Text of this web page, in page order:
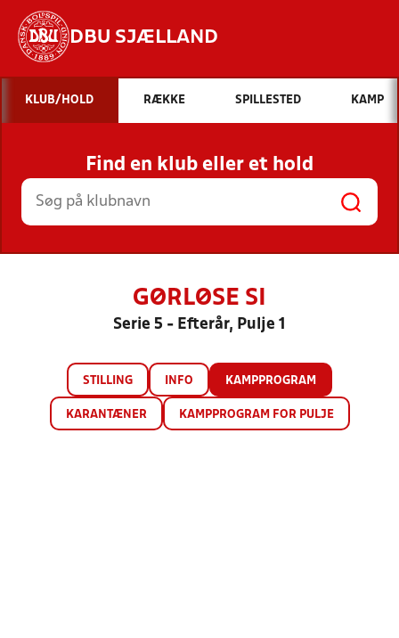
DBU SJÆLLAND
Hvad vil du søge efter?
INDHOLD OG NYHEDER
STILLINGER, RESULTATER, KLUBBER OG
HOLD
KLUB/HOLD RÆKKE SPILLESTED KAMP
Find en klub eller et hold
GØRLØSE SI
Serie 5 - Efterår, Pulje 1
STILLING INFO KAMPPROGRAM
KARANTÆNER KAMPPROGRAM FOR PULJE